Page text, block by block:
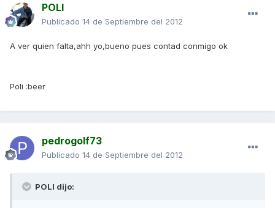
POLI
Publicado 14 de Septiembre del 2012
A ver quien falta,ahh yo,bueno pues contad conmigo ok
Poli :beer
pedrogolf73
Publicado 14 de Septiembre del 2012
POLI dijo: